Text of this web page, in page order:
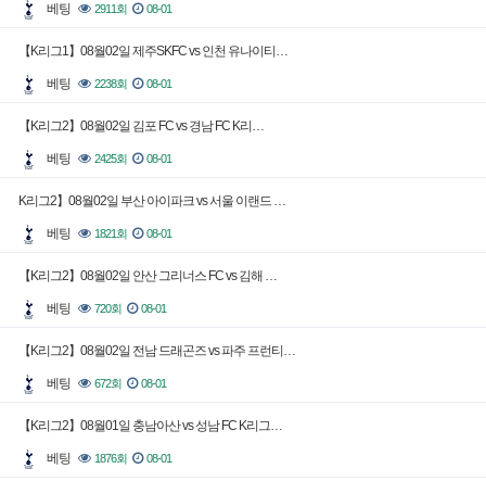
베팅 2911회 08-01
【K리그1】08월02일 제주SKFC vs 인천 유나이티…
베팅 2238회 08-01
【K리그2】08월02일 김포 FC vs 경남 FC K리…
베팅 2425회 08-01
K리그2】08월02일 부산 아이파크 vs 서울 이랜드 …
베팅 1821회 08-01
【K리그2】08월02일 안산 그리너스 FC vs 김해 …
베팅 720회 08-01
【K리그2】08월02일 전남 드래곤즈 vs 파주 프런티…
베팅 672회 08-01
【K리그2】08월01일 충남아산 vs 성남 FC K리그…
베팅 1876회 08-01